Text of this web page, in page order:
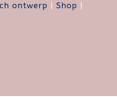
ontwerp | Shop |